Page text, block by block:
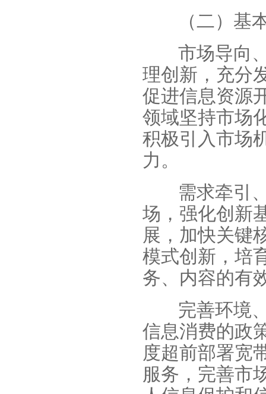
（二）基
市场导向
理创新，充分
促进信息资源
领域坚持市场
积极引入市场
力。
需求牵引
场，强化创新
展，加快关键
模式创新，培
务、内容的有
完善环境
信息消费的政
度超前部署宽
服务，完善市